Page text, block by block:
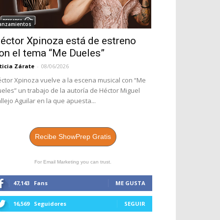
Xpinoza está de estreno
el tema “Me Dueles”
Zárate - 08/06/2026
Xpinoza vuelve a la escena musical con “Me
un trabajo de la autoría de Héctor Miguel
Aguilar en la que apuesta...
Recibe ShowPrep Gratis
For Email Marketing you can trust.
47,143 Fans ME GUSTA
16,569 Seguidores SEGUIR